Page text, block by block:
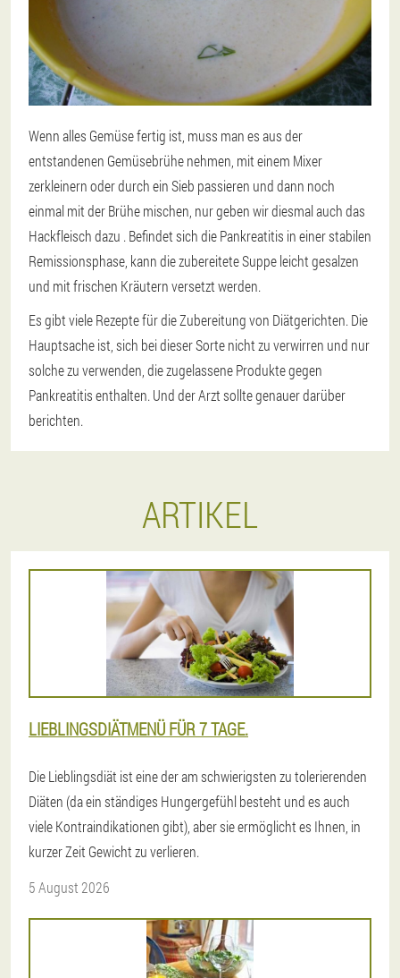
Wenn alles Gemüse fertig ist, muss man es aus der
entstandenen Gemüsebrühe nehmen, mit einem Mixer
zerkleinern oder durch ein Sieb passieren und dann noch
einmal mit der Brühe mischen, nur geben wir diesmal auch das
Hackfleisch dazu . Befindet sich die Pankreatitis in einer stabilen
Remissionsphase, kann die zubereitete Suppe leicht gesalzen
und mit frischen Kräutern versetzt werden.
Es gibt viele Rezepte für die Zubereitung von Diätgerichten. Die
Hauptsache ist, sich bei dieser Sorte nicht zu verwirren und nur
solche zu verwenden, die zugelassene Produkte gegen
Pankreatitis enthalten. Und der Arzt sollte genauer darüber
berichten.
ARTIKEL
LIEBLINGSDIÄTMENÜ FÜR 7 TAGE.
Die Lieblingsdiät ist eine der am schwierigsten zu tolerierenden
Diäten (da ein ständiges Hungergefühl besteht und es auch
viele Kontraindikationen gibt), aber sie ermöglicht es Ihnen, in
kurzer Zeit Gewicht zu verlieren.
5 August 2026